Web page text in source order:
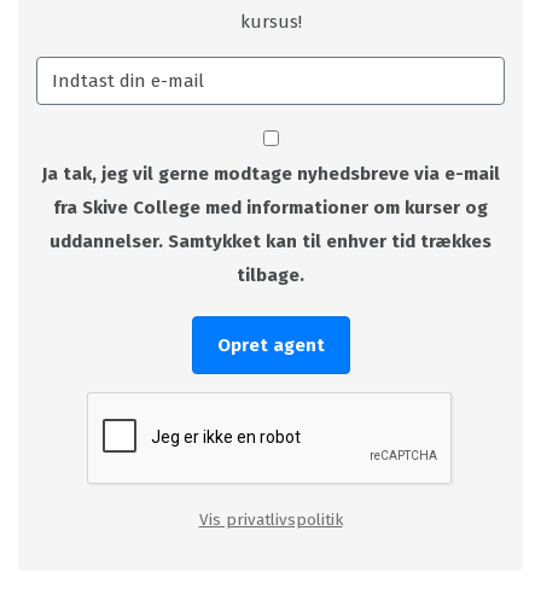
kursus!
Ja tak, jeg vil gerne modtage nyhedsbreve via e-mail
fra Skive College med informationer om kurser og
uddannelser. Samtykket kan til enhver tid trækkes
tilbage.
Opret agent
Vis privatlivspolitik